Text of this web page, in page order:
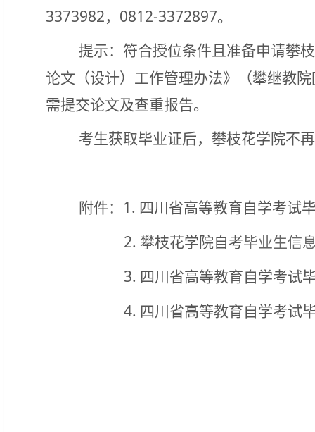
3373982， 0812-3372897。
提示：符合授位条件且准备申请攀
论文（设计）工作管理办法》（攀继教院
需提交论文及查重报告。
考生获取毕业证后，攀枝花学院不
附件： 1. 四川省高等教育自学考试
2. 攀枝花学院自考毕业生信
3. 四川省高等教育自学考试
4. 四川省高等教育自学考试